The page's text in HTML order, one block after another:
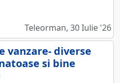
Teleorman, 30 Iulie '26
vanzare- diverse
si bine